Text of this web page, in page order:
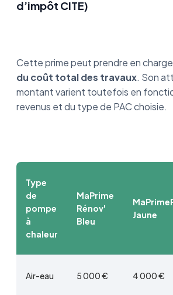
d’impôt CITE)
Cette prime peut prendre en charge
du coût total des travaux. Son
montant varient toutefois en
revenus et du type de PAC choisie.
Type
de
pompe
à
chaleur
MaPrime
Rénov'
Bleu
Jaune
Air-eau 5 000 € 4 000 €